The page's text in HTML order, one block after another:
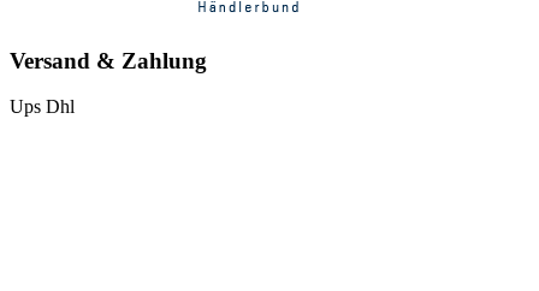
Versand & Zahlung
Ups Dhl